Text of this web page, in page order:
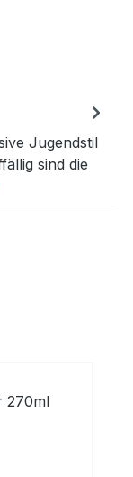
Jugendstil
sind die